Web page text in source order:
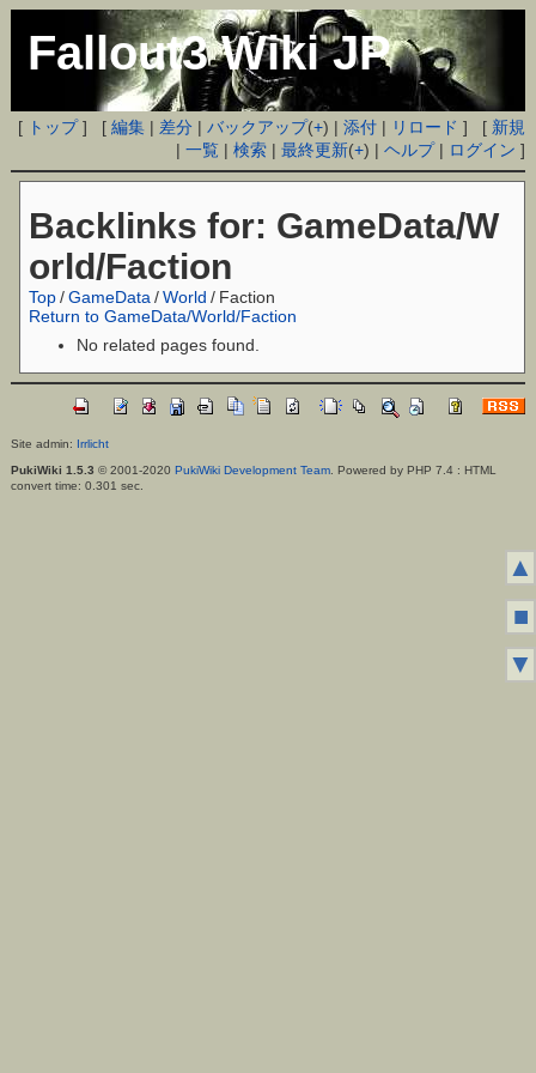
Fallout3 Wiki JP
[ トップ] [編集 | 差分 |バックアップ(+) |添付 | リロード ] [ 新規
|一覧 |検索 |最終更新(+) |ヘルプ| ログイン ]
Backlinks for: GameData/W
orld/Faction
Top /GameData /World / Faction
Return to GameData/World/Faction
No related pages found.
Site admin: Irrlicht
PukiWiki 1.5.3 © 2001-2020 PukiWiki Development Team. Powered by PHP 7.4 : HTML
convert time: 0.301 sec.
▲
■
▼